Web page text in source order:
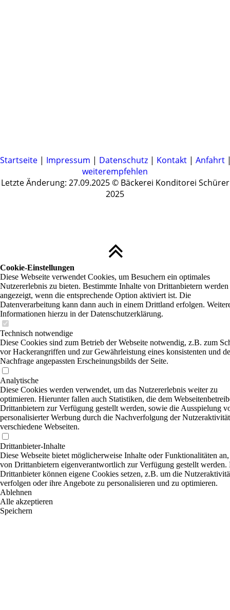
Startseite | Impressum | Datenschutz | Kontakt | Anfahrt
weiterempfehlen
Letzte Änderung: 27.09.2025 © Bäckerei Konditorei Schürer
2025
Cookie-Einstellungen
Diese Webseite verwendet Cookies, um Besuchern ein optimales
Nutzererlebnis zu bieten. Bestimmte Inhalte von Drittanbietern
angezeigt, wenn die entsprechende Option aktiviert ist. Die
Datenverarbeitung kann dann auch in einem Drittland erfolgen.
Informationen hierzu in der Datenschutzerklärung.
Technisch notwendige
Diese Cookies sind zum Betrieb der Webseite notwendig, z.B. zum
vor Hackerangriffen und zur Gewährleistung eines konsistenten und
Nachfrage angepassten Erscheinungsbilds der Seite.
Analytische
Diese Cookies werden verwendet, um das Nutzererlebnis weiter zu
optimieren. Hierunter fallen auch Statistiken, die dem
Drittanbietern zur Verfügung gestellt werden, sowie die Ausspielung
personalisierter Werbung durch die Nachverfolgung der
verschiedene Webseiten.
Drittanbieter-Inhalte
Diese Webseite bietet möglicherweise Inhalte oder Funktionalitäten
von Drittanbietern eigenverantwortlich zur Verfügung gestellt werden.
Drittanbieter können eigene Cookies setzen, z.B. um die
verfolgen oder ihre Angebote zu personalisieren und zu optimieren.
Ablehnen
Alle akzeptieren
Speichern